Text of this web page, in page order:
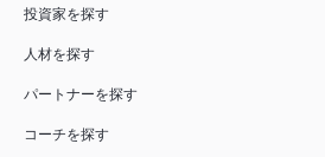
投資家を探す
人材を探す
パートナーを探す
コーチを探す